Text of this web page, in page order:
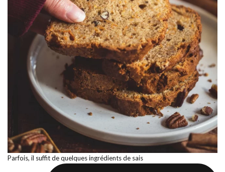
Parfois, il suffit de quelques ingrédients de sais